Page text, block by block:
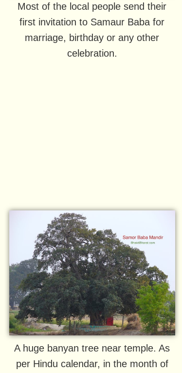
Most of the local people send their
first invitation to Samaur Baba for
marriage, birthday or any other
celebration.
A huge banyan tree near temple. As
per Hindu calendar, in the month of